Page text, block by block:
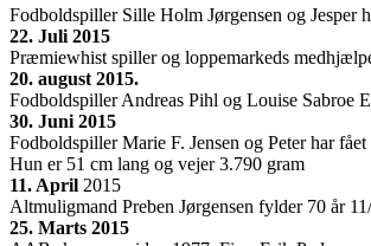
Fodboldspiller Sille Holm Jørgensen og Jesper
22. Juli 2015
Præmiewhist spiller og loppemarkeds
20. august 2015.
Fodboldspiller Andreas Pihl og Louise Sabroe
30. Juni 2015
Fodboldspiller Marie F. Jensen og Peter har
Hun er 51 cm lang og vejer 3.790 gram
11. April 2015
Altmuligmand Preben Jørgensen fylder 70 år
25. Marts 2015